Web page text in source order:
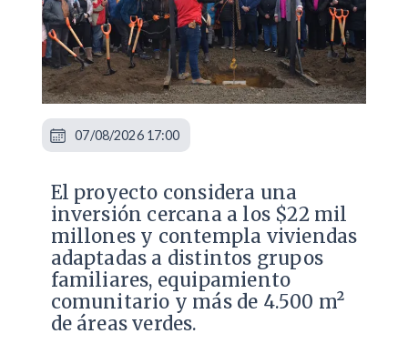
El proyecto considera una
inversión cercana a los $22 mil
millones y contempla viviendas
adaptadas a distintos grupos
familiares, equipamiento
comunitario y más de 4.500 m²
de áreas verdes.
07/08/2026 17:00